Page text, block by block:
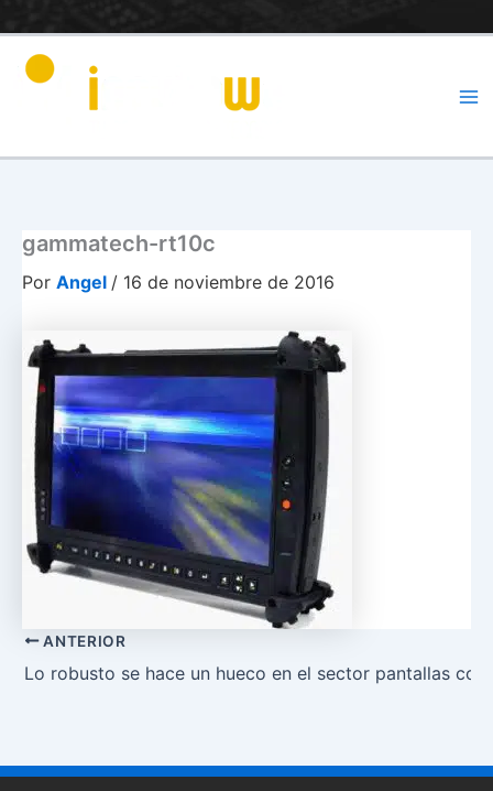
gammatech-rt10c
Por Angel / 16 de noviembre de 2016
ANTERIOR
Lo robusto se hace un hueco en el sector pantallas con